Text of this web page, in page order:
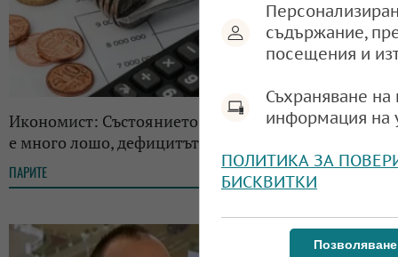
Икономист: Състоянието на публичните финанси
е много лошо, дефицитът ще е по-голям
ПАРИТЕ 09:23, 02.11.2022
съдържание,
посещения и
Съхраняване
информация на
ПОЛИТИКА ЗА
БИСКВИТКИ